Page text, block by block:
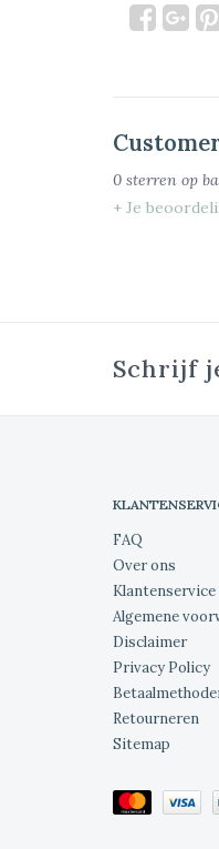
0 sterren op
+ Je
Schrijf
FAQ
Over ons
Klantenservice
Algemene
Disclaimer
Privacy Policy
Retourneren
Sitemap